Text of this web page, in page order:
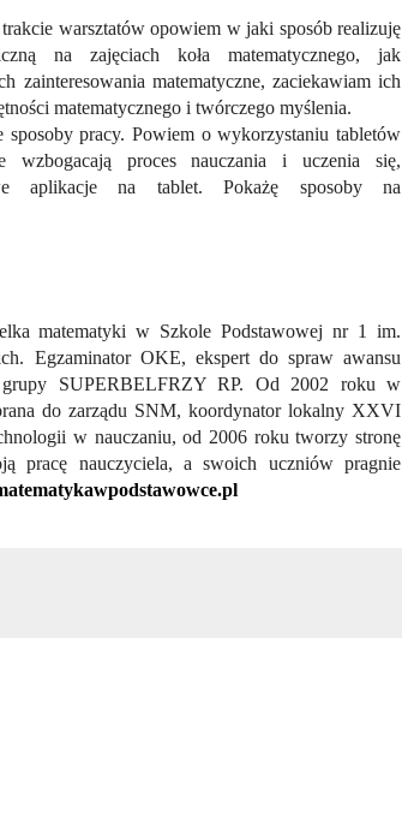
warsztatów opowiem w jaki sposób realizuję
na zajęciach koła matematycznego, jak
zainteresowania matematyczne, zaciekawiam ich
matematycznego i twórczego myślenia.
sposoby pracy. Powiem o wykorzystaniu tabletów
wzbogacają proces nauczania i uczenia się,
aplikacje na tablet. Pokażę sposoby na
matematyki w Szkole Podstawowej nr 1 im.
Egzaminator OKE, ekspert do spraw awansu
grupy SUPERBELFRZY RP. Od 2002 roku w
do zarządu SNM, koordynator lokalny XXVI
w nauczaniu, od 2006 roku tworzy stronę
pracę nauczyciela, a swoich uczniów pragnie